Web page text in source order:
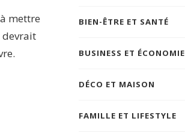
mettre
devrait
BIEN-ÊTRE ET SANTÉ
BUSINESS ET ÉCONOMIE
DÉCO ET MAISON
FAMILLE ET LIFESTYLE